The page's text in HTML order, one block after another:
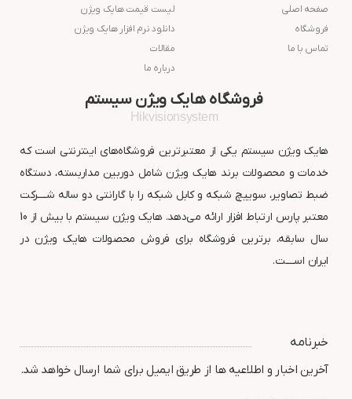
صفحه اصلی
فروشگاه
تماس با ما
لیست قیمت هایک ویژن
دانلود نرم افزار هایک ویژن
مقالات
درباره ما
فروشگاه هایک ویژن سیستم
Hikvisionsystem
هایک ویژن سیستم یکی از معتبرترین فروشگاه‌های اینترنتی است که
خدمات و محصولات برند هایک ویژن شامل دوربین مداربسته، دستگاه
ضبط تصاویر، سوییچ شبکه و کابل شبکه را با گارانتی دو ساله شــــرکت
معتبر پارس ارتباط افزار ارائه می‌دهد. هایک ویژن سیستم با بیش از 10
سال سابقه، برترین فروشگاه برای فروش محصولات هایک ویژن در
ایران اســــت.
خبرنامه
آخرین اخبار و اطلاعیه ها از طریق ایمیل برای شما ارسال خواهد شد.